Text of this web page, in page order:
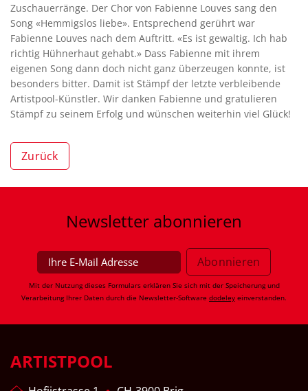
Zuschauerränge. Der Chor von Fabienne Louves sang den
Song «Hemmigslos liebe». Entsprechend gerührt war
Fabienne Louves nach dem Auftritt. «Es ist gewaltig. Ich hab
richtig Hühnerhaut gehabt.» Dass Fabienne mit ihrem
eigenen Song dann doch nicht ganz überzeugen konnte, ist
besonders bitter. Damit ist Stämpf der letzte verbleibende
Artistpool-Künstler. Wir danken Fabienne und gratulieren
Stämpf zu seinem Erfolg und wünschen weiterhin viel Glück!
Zurück
Newsletter abonnieren
Mit der Nutzung dieses Formulars erklären Sie sich mit der Speicherung und
Verarbeitung Ihrer Daten durch die Newsletter-Software dodeley einverstanden.
ARTISTPOOL